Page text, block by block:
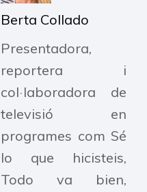
Berta Collado
Presentadora,
reportera i
col·laboradora de
televisió en
programes com Sé
lo que hicisteis,
Todo va bien,